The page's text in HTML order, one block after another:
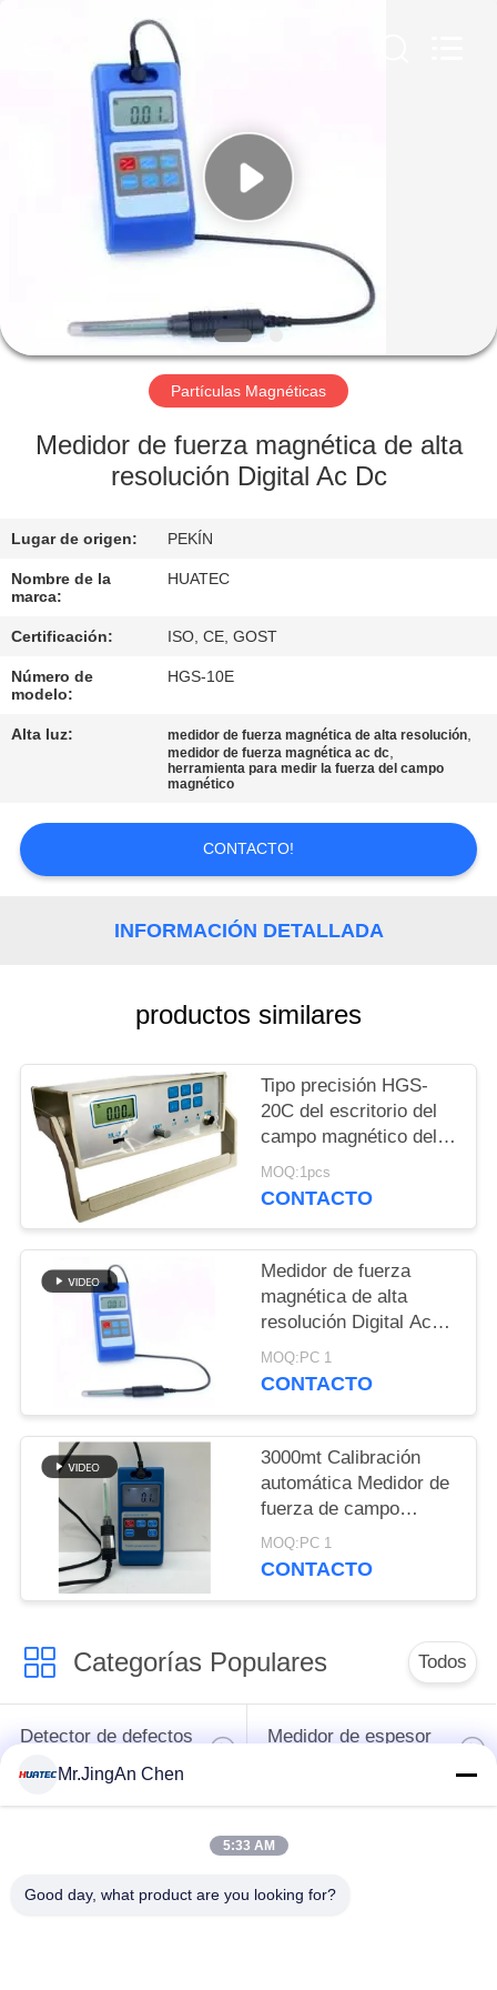
HOGAR
PRODUCTOS
SOBRE
VIAJE
LA
FÁBRICA
CONTROL
DE
ÉNTRENOS
EN
CONTACTO
PIDA
SITIO
PRIVACY
POLICY
Partículas Magnéticas
Medidor de fuerza magnética de alta
resolución Digital Ac Dc
Lugar de origen: PEKÍN
Nombre de la
marca:
HUATEC
Certificación: ISO, CE, GOST
Número de
modelo:
HGS-10E
Alta luz: medidor de fuerza magnética de alta resolución,
medidor de fuerza magnética ac dc,
herramienta para medir la fuerza del campo
magnético
CONTACTO!
INFORMACIÓN DETALLADA
productos similares
Tipo precisión HGS-
20C del escritorio del
campo magnético del
metro de la CA
Milligauss de DC de la
MOQ:1pcs
CONTACTO
Medidor de fuerza
magnética de alta
resolución Digital Ac
Dc
MOQ:PC 1
CONTACTO
3000mt Calibración
automática Medidor de
fuerza de campo
magnético Efecto Hall
digital Tesla
MOQ:PC 1
CONTACTO
Categorías Populares Todos
Detector de defectos
por ultrasonidos
Medidor de espesor
Durómetro portátil
Mr.JingAn Chen
5:33 AM
Good day, what product are you looking for?